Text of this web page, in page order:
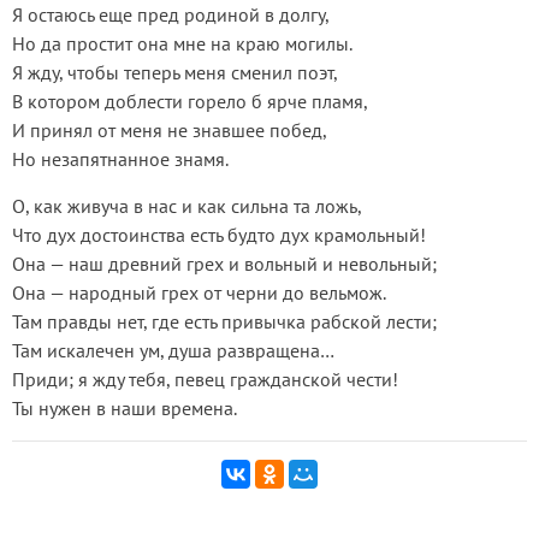
Я остаюсь еще пред родиной в долгу,
Но да простит она мне на краю могилы.
Я жду, чтобы теперь меня сменил поэт,
В котором доблести горело б ярче пламя,
И принял от меня не знавшее побед,
Но незапятнанное знамя.
О, как живуча в нас и как сильна та ложь,
Что дух достоинства есть будто дух крамольный!
Она — наш древний грех и вольный и невольный;
Она — народный грех от черни до вельмож.
Там правды нет, где есть привычка рабской лести;
Там искалечен ум, душа развращена…
Приди; я жду тебя, певец гражданской чести!
Ты нужен в наши времена.